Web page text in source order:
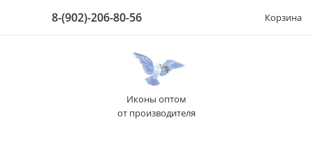
8-(902)-206-80-56 Корзина
Иконы оптом
от производителя